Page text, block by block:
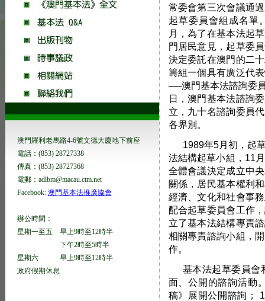
澳門羅利老馬路4-6號文德大廈地下前座
電話：(853) 28727338
傳真：(853) 28727368
電郵：adlbm@macau.ctm.net
Facebook: 澳門基本法推廣協會
辦公時間：
星期一至五 早上9時至12時半
下午2時至5時半
星期六 早上9時至12時半
政府假期休息
常委會第三次會議通
起草委員會組成名單
月，為了在基本法起
門居民意見，起草委
決定委託在澳門的二
籌組一個具有廣泛代
──澳門基本法諮詢委
日，澳門基本法諮詢
立，九十名諮詢委員
各界別。
1989年5月初，起
法結構起草小組，11
全體會議決定成立中
關係，居民基本權利
經濟、文化和社會事
配合起草委員會工作
立了基本法結構專責
相關專責諮詢小組，
作。
基本法起草委員會
面、公開的諮詢活動
稿》展開公開諮詢；